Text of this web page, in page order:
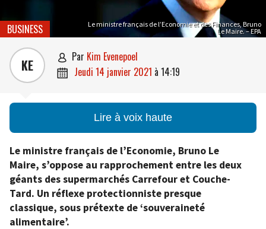
Le ministre français de l’Economie et des Finances, Bruno
Le Maire. – EPA
BUSINESS
KE  par Kim Evenepoel
 jeudi 14 janvier 2021 à 14:19
Lire à voix haute
Le ministre français de l’Economie, Bruno Le
Maire, s’oppose au rapprochement entre les deux
géants des supermarchés Carrefour et Couche-
Tard. Un réflexe protectionniste presque
classique, sous prétexte de ‘souveraineté
alimentaire’.